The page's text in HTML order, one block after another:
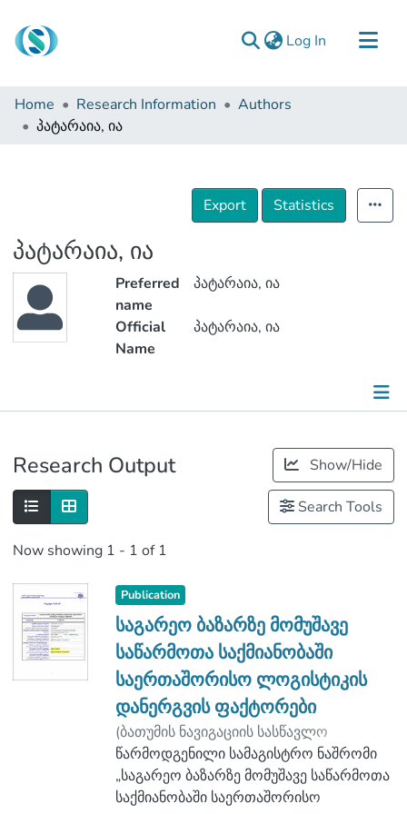
Log In (current)
Communities & Collections
Browse
Home Research Information
Authors
პატარაია, ია
Export Statistics
პატარაია, ია
Preferred
name
პატარაია, ია
Official
Name
პატარაია, ია
Research Output Show/Hide
Search Tools
Now showing 1 - 1 of 1
Publication
საგარეო ბაზარზე მომუშავე
საწარმოთა საქმიანობაში
საერთაშორისო ლოგისტიკის
დანერგვის ფაქტორები
(ბათუმის ნავიგაციის სასწავლო
უნივერსიტეტი,2019)პატარაია, ია
;
გოლეთიანი, ქეთევან
;
ლოგისტიკის ფაკულტეტი
;
წარმოდგენილი სამაგისტრო ნაშრომი
„საგარეო ბაზარზე მომუშავე საწარმოთა
საქმიანობაში საერთაშორისო